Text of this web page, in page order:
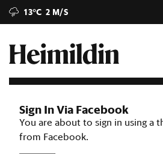
13°C 2 M/S
Sign In Via Facebook
You are about to sign in using a
from Facebook.